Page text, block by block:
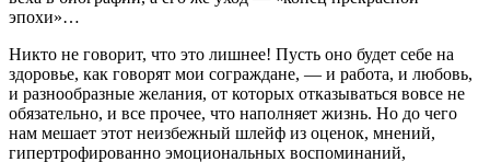
эпохи»…
Никто не говорит, что это лишнее! Пусть оно будет себе на
здоровье, как говорят мои сограждане, — и работа, и любовь,
и разнообразные желания, от которых отказываться вовсе не
обязательно, и все прочее, что наполняет жизнь. Но до чего
нам мешает этот неизбежный шлейф из оценок, мнений,
гипертрофированно эмоциональных воспоминаний,